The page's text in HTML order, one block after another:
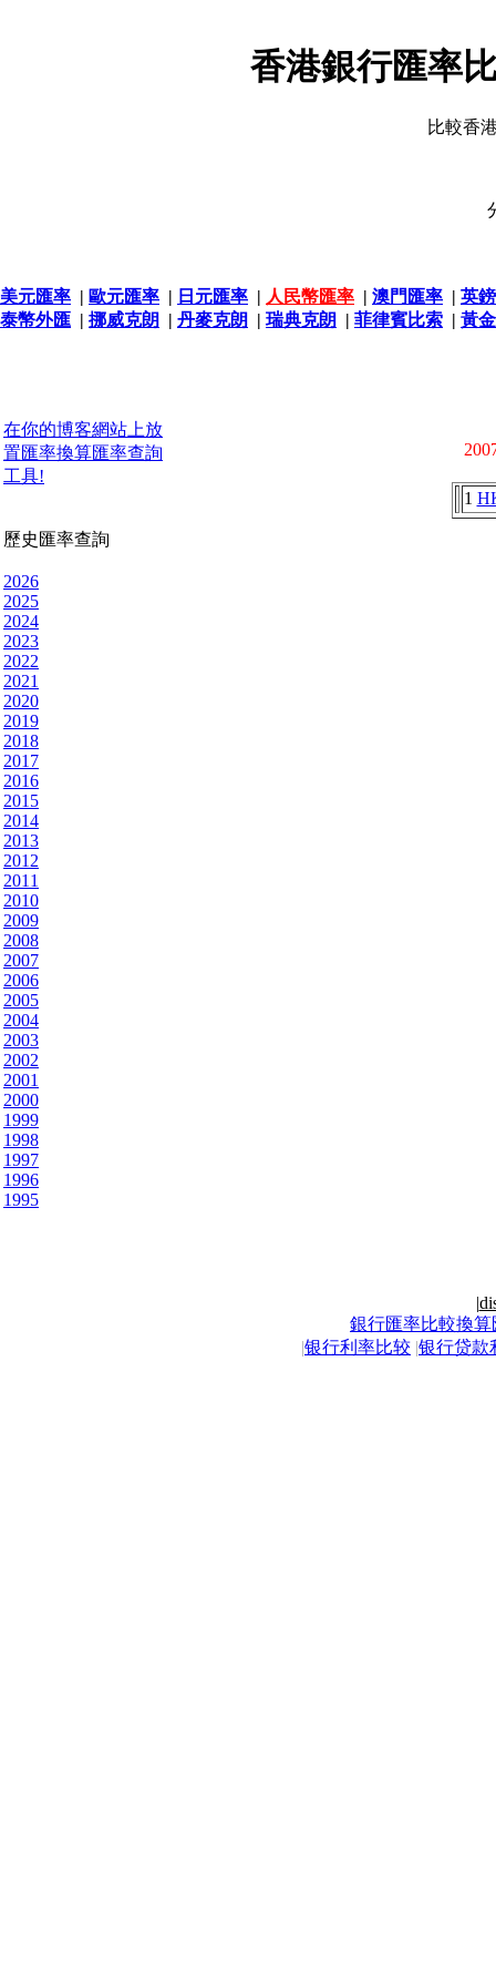
香港銀行匯率
比較香
美元匯率 | 歐元匯率 | 日元匯率 | 人民幣匯率 | 澳門匯率 | 英
泰幣外匯 | 挪威克朗 | 丹麥克朗 | 瑞典克朗 | 菲律賓比索 | 黃
在你的博客網站上放
置匯率換算匯率查詢
工具!
歷史匯率查詢
2026
2025
2024
2023
2022
2021
2020
2019
2018
2017
2016
2015
2014
2013
2012
2011
2010
2009
2008
2007
2006
2005
2004
2003
2002
2001
2000
1999
1998
1997
1996
1995
1
|
銀行匯率比較換算
|银行利率比较 |银行贷款